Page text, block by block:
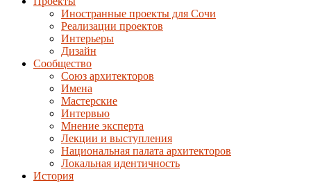
Иностранные проекты для Сочи
Реализации проектов
Интерьеры
Дизайн
Сообщество
Союз архитекторов
Имена
Мастерские
Интервью
Мнение эксперта
Лекции и выступления
Национальная палата архитекторов
Локальная идентичность
История